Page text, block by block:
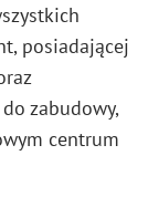
posiadającej
zabudowy,
centrum